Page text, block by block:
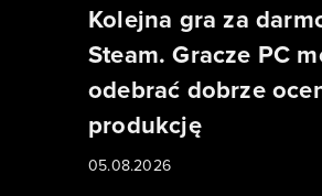
Kolejna gra za
Steam. Gracze PC
odebrać dobrze
produkcję
05.08.2026